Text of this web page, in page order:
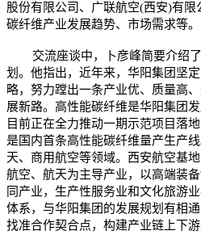
股份有限公司、广联航空(西安)有
碳纤维产业发展趋势、市场需求等。
交流座谈中，卜彦峰简要介绍
划。他指出，近年来，华阳集团坚
略，努力蹚出一条产业优、质量高
展新路。高性能碳纤维是华阳集团
目前正在全力推动一期示范项目落
是国内首条高性能碳纤维量产生产
天、商用航空等领域。西安航空基
航空、航天为主导产业，以高端装
同产业，生产性服务业和文化旅游
体系，与华阳集团的发展规划有相
找准合作契合点，构建产业链上下